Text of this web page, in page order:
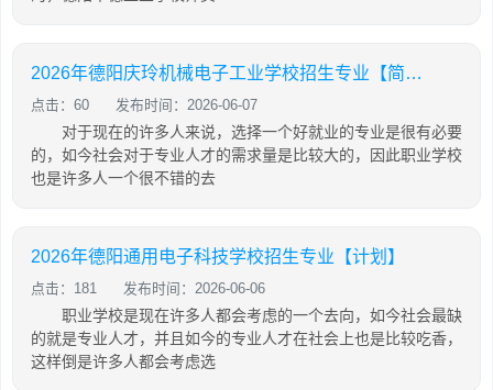
2026年德阳庆玲机械电子工业学校招生专业【简介】
点击：60 发布时间：2026-06-07
对于现在的许多人来说，选择一个好就业的专业是很有必要
的，如今社会对于专业人才的需求量是比较大的，因此职业学校
也是许多人一个很不错的去
2026年德阳通用电子科技学校招生专业【计划】
点击：181 发布时间：2026-06-06
职业学校是现在许多人都会考虑的一个去向，如今社会最缺
的就是专业人才，并且如今的专业人才在社会上也是比较吃香，
这样倒是许多人都会考虑选